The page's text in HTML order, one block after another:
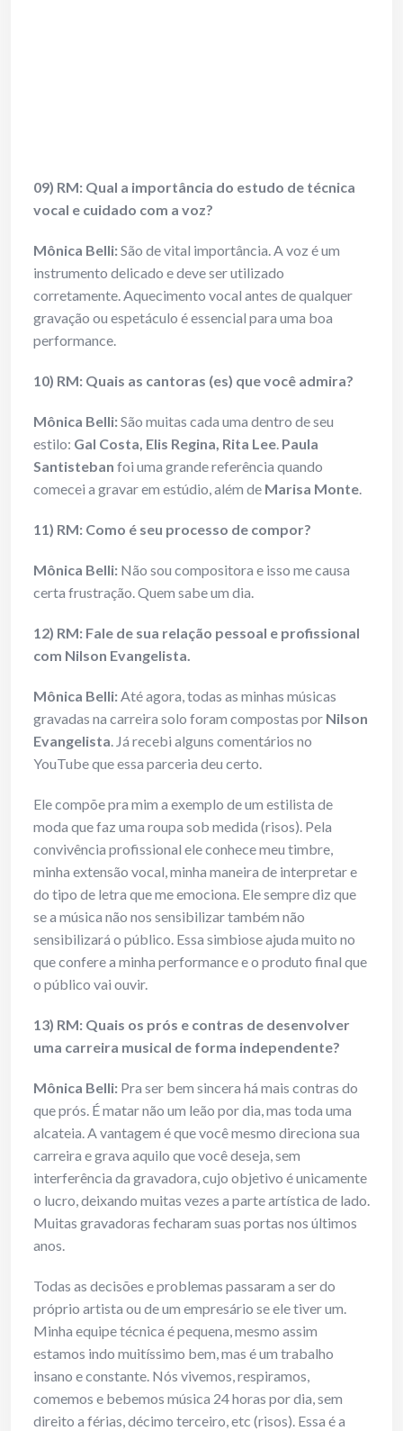
09) RM: Qual a importância do estudo de técnica
vocal e cuidado com a voz?
Mônica Belli:São de vital importância. A voz é um
instrumento delicado e deve ser utilizado
corretamente. Aquecimento vocal antes de qualquer
gravação ou espetáculo é essencial para uma boa
performance.
10) RM: Quais as cantoras (es) que você admira?
Mônica Belli:São muitas cada uma dentro de seu
estilo: Gal Costa, Elis Regina, Rita Lee. Paula
Santisteban foi uma grande referência quando
comecei a gravar em estúdio, além de Marisa Monte.
11) RM: Como é seu processo de compor?
Mônica Belli: Não sou compositora e isso me causa
certa frustração. Quem sabe um dia.
12) RM: Fale de sua relação pessoal e profissional
com Nilson Evangelista.
Mônica Belli:Até agora, todas as minhas músicas
gravadas na carreira solo foram compostas por Nilson
Evangelista. Já recebi alguns comentários no
YouTube que essa parceria deu certo.
Ele compõe pra mim a exemplo de um estilista de
moda que faz uma roupa sob medida (risos). Pela
convivência profissional ele conhece meu timbre,
minha extensão vocal, minha maneira de interpretar e
do tipo de letra que me emociona. Ele sempre diz que
se a música não nos sensibilizar também não
sensibilizará o público. Essa simbiose ajuda muito no
que confere a minha performance e o produto final que
o público vai ouvir.
13) RM: Quais os prós e contras de desenvolver
uma carreira musical de forma independente?
Mônica Belli: Pra ser bem sincera há mais contras do
que prós. É matar não um leão por dia, mas toda uma
alcateia. A vantagem é que você mesmo direciona sua
carreira e grava aquilo que você deseja, sem
interferência da gravadora, cujo objetivo é unicamente
o lucro, deixando muitas vezes a parte artística de lado.
Muitas gravadoras fecharam suas portas nos últimos
anos.
Todas as decisões e problemas passaram a ser do
próprio artista ou de um empresário se ele tiver um.
Minha equipe técnica é pequena, mesmo assim
estamos indo muitíssimo bem, mas é um trabalho
insano e constante. Nós vivemos, respiramos,
comemos e bebemos música 24 horas por dia, sem
direito a férias, décimo terceiro, etc (risos). Essa é a